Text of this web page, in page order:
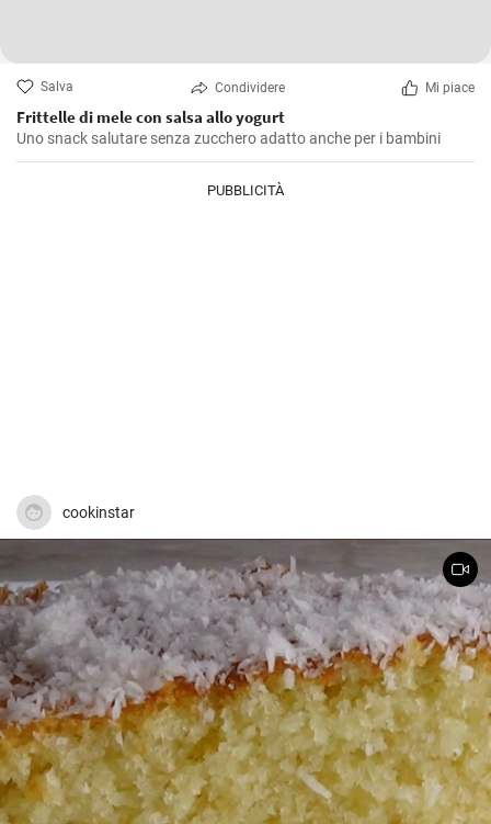
Salva Condividere Mi piace
Frittelle di mele con salsa allo yogurt
Uno snack salutare senza zucchero adatto anche per i bambini
PUBBLICITÀ
cookinstar